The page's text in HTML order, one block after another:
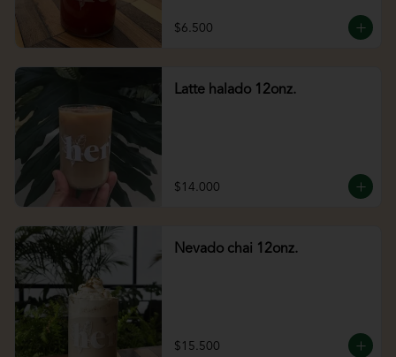
$6.500
Latte halado 12onz.
$14.000
Nevado chai 12onz.
$15.500